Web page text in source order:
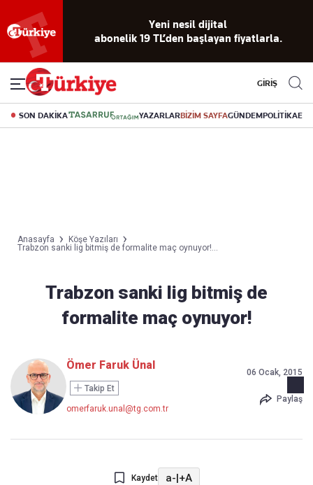
Yeni nesil dijital
abonelik 19 TL’den başlayan fiyatlarla.
GİRİŞ
SON DAKİKA YAZARLARBİZİM SAYFAGÜNDEMPOLİTİKA
Anasayfa
Köşe Yazıları
Trabzon sanki lig bitmiş de formalite maç oynuyor!...
Trabzon sanki lig bitmiş de
formalite maç oynuyor!
Ömer Faruk Ünal
Takip Et
omerfaruk.unal@tg.com.tr
06 Ocak, 2015
Paylaş
Kaydet a-|+A